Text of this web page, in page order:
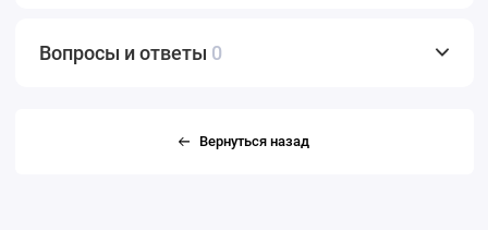
Вопросы и ответы 0
Вернуться назад